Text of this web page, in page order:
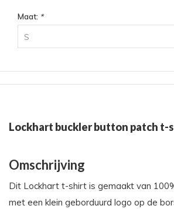
Maat: *
S
Lockhart buckler button patch t-
Omschrijving
Dit Lockhart t-shirt is gemaakt van
met een klein geborduurd logo op de